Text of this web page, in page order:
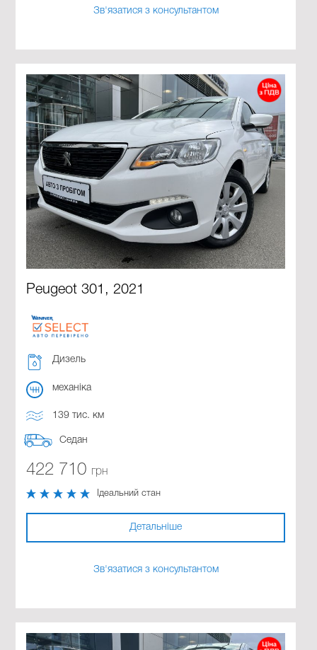
Зв'язатися з консультантом
Peugeot 301, 2021
Дизель
механіка
139 тис. км
Седан
422 710 грн
Ідеальний стан
Детальніше
Зв'язатися з консультантом